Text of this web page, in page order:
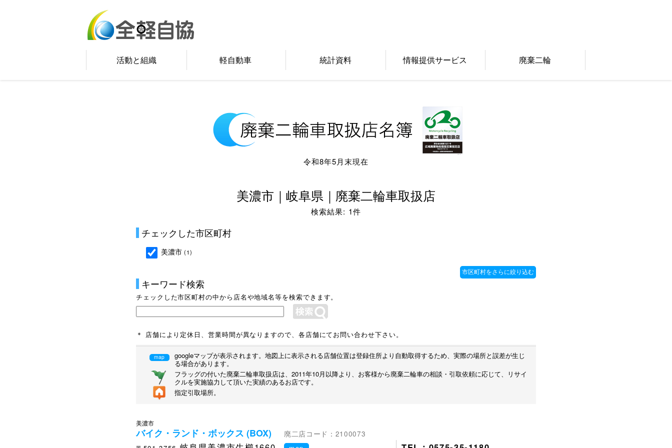
活動と組織 軽自動車 統計資料 情報提供サービス 廃棄二輪
令和8年5月末現在
美濃市｜岐阜県｜廃棄二輪車取扱店
検索結果: 1件
チェックした市区町村
美濃市 (1)
キーワード検索
チェックした市区町村の中から店名や地域名等を検索できます。
＊ 店舗により定休日、営業時間が異なりますので、各店舗にてお問い合わせ下さい。
map
googleマップが表示されます。地図上に表示される店舗位置は登録住所より自動取得するため、実際の場所と誤差が生じ
る場合があります。
フラッグの付いた廃棄二輪車取扱店は、2011年10月以降より、お客様から廃棄二輪車の相談・引取依頼に応じて、リサイ
クルを実施協力して頂いた実績のあるお店です。
指定引取場所。
美濃市
バイク・ランド・ボックス (BOX)
廃二店コード：2100073